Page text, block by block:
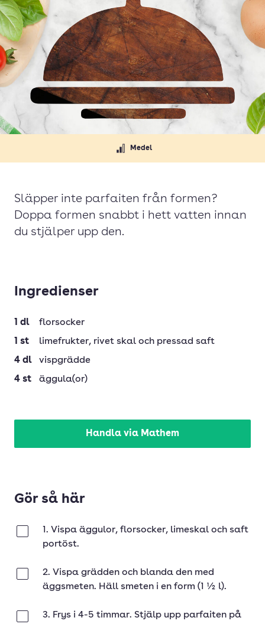
Medel
Släpper inte parfaiten från formen?
Doppa formen snabbt i hett vatten innan
du stjälper upp den.
Ingredienser
1 dl
florsocker
1 st limefrukter, rivet skal och pressad saft
4 dl
vispgrädde
4 st äggula(or)
Handla via Mathem
Gör så här
1. Vispa äggulor, florsocker, limeskal och saft
portöst.
2. Vispa grädden och blanda den med
äggsmeten. Häll smeten i en form (1 ½ l).
3. Frys i 4-5 timmar. Stjälp upp parfaiten på